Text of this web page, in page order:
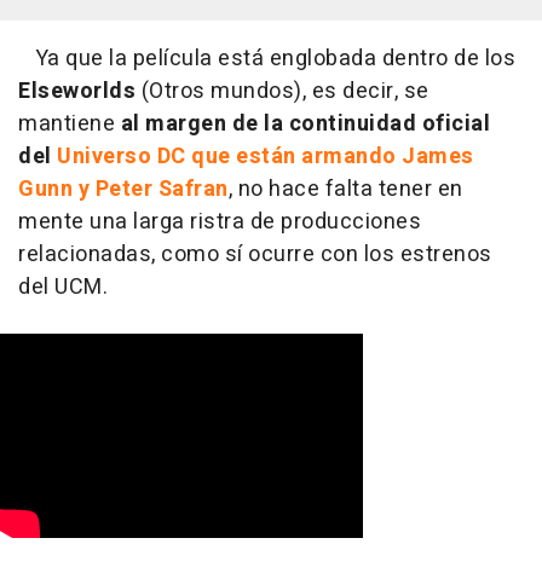
Ya que la película está englobada dentro de los
Elseworlds (Otros mundos), es decir, se
mantiene al margen de la continuidad oficial
del Universo DC que están armando James
Gunn y Peter Safran, no hace falta tener en
mente una larga ristra de producciones
relacionadas, como sí ocurre con los estrenos
del UCM.